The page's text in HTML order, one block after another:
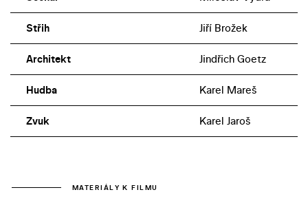
Střih Jiří Brožek
Architekt Jindřich Goetz
Hudba Karel Mareš
Zvuk Karel Jaroš
MATERIÁLY K FILMU